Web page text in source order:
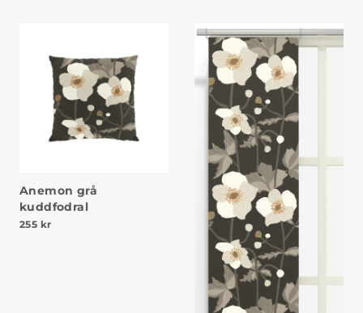
Anemon grå
kuddfodral
255 kr